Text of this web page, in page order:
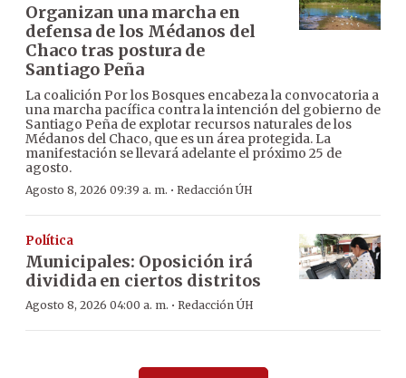
Organizan una marcha en
defensa de los Médanos del
Chaco tras postura de
Santiago Peña
La coalición Por los Bosques encabeza la convocatoria a
una marcha pacífica contra la intención del gobierno de
Santiago Peña de explotar recursos naturales de los
Médanos del Chaco, que es un área protegida. La
manifestación se llevará adelante el próximo 25 de
agosto.
Agosto 8, 2026 09:39 a. m. · Redacción ÚH
Política
Municipales: Oposición irá
dividida en ciertos distritos
Agosto 8, 2026 04:00 a. m. · Redacción ÚH